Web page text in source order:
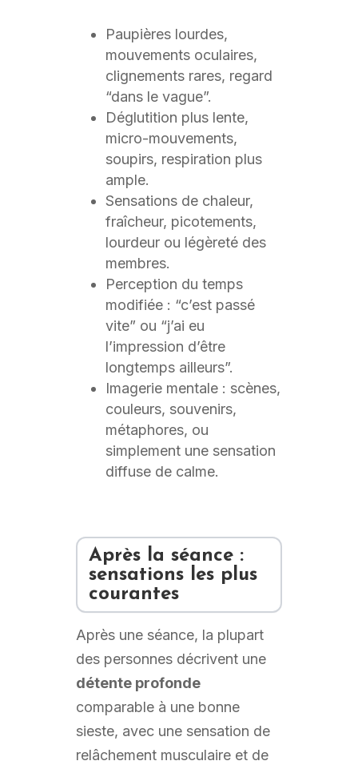
Paupières lourdes,
mouvements oculaires,
clignements rares, regard
“dans le vague”.
Déglutition plus lente,
micro-mouvements,
soupirs, respiration plus
ample.
Sensations de chaleur,
fraîcheur, picotements,
lourdeur ou légèreté des
membres.
Perception du temps
modifiée : “c’est passé
vite” ou “j’ai eu
l’impression d’être
longtemps ailleurs”.
Imagerie mentale : scènes,
couleurs, souvenirs,
métaphores, ou
simplement une sensation
diffuse de calme.
Après la séance :
sensations les plus
courantes
Après une séance, la plupart
des personnes décrivent une
détente profonde
comparable à une bonne
sieste, avec une sensation de
relâchement musculaire et de